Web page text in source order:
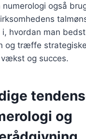
numerologi også
hvordan man
og træffe
og succes.
og